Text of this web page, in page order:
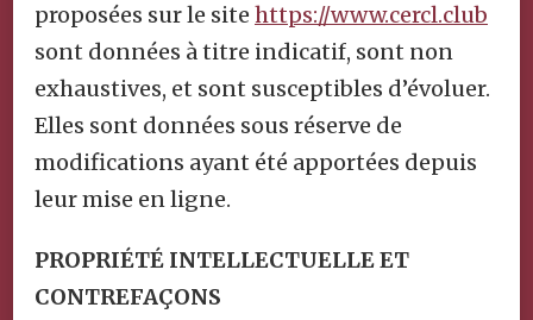
proposées sur le site https://www.cercl.club
sont données à titre indicatif, sont non
exhaustives, et sont susceptibles d’évoluer.
Elles sont données sous réserve de
modifications ayant été apportées depuis
leur mise en ligne.
PROPRIÉTÉ INTELLECTUELLE ET
CONTREFAÇONS